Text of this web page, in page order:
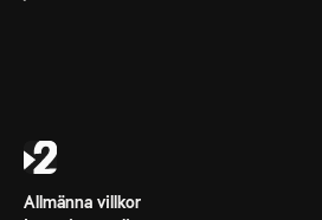
Allmänna villkor